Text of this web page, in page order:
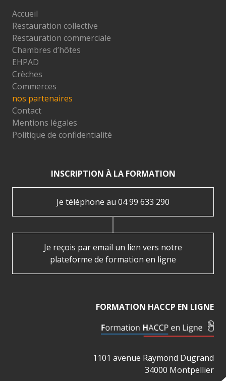
Accueil
Restauration collective
Restauration commerciale
Chambres d’hôtes
EHPAD
Crèches
Commerces
nos partenaires
Contact
Mentions légales
Politique de confidentialité
INSCRIPTION À LA FORMATION
Je téléphone au 04 99 633 290
Je reçois par email un lien vers notre
plateforme de formation en ligne
FORMATION HACCP EN LIGNE
1101 avenue Raymond Dugrand
34000 Montpellier